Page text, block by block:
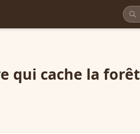
qui cache la forêt